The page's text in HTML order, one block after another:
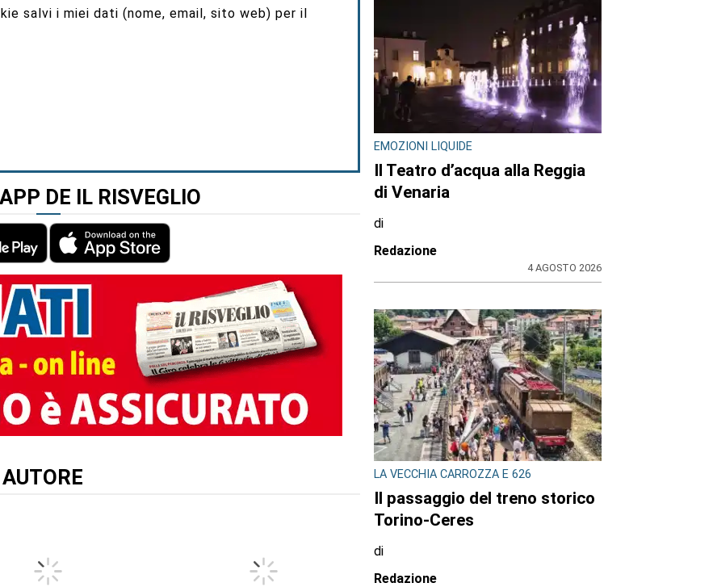
salvi i miei dati (nome, email, sito web) per il
DE IL RISVEGLIO
EMOZIONI LIQUIDE
Il Teatro d’acqua alla Reggia
di Venaria
di
Redazione
4 AGOSTO 2026
LA VECCHIA CARROZZA E 626
Il passaggio del treno storico
Torino-Ceres
di
Redazione